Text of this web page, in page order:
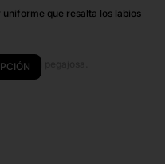
que resalta los labios
ni pegajosa.